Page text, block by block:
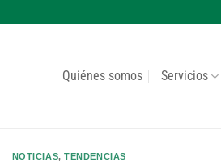
Quiénes somos Servicios
NOTICIAS,TENDENCIAS